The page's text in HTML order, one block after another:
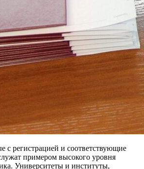
с регистрацией и соответствующие
примером высокого уровня
Университеты и институты,